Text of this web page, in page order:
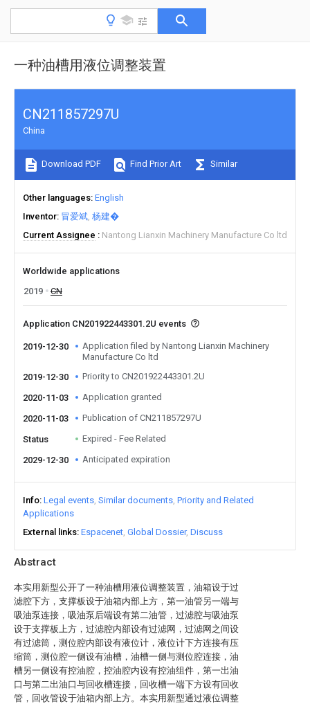
一种油槽用液位调整装置
Abstract
本实用新型公开了一种油槽用液位调整装置，油箱设于过
滤腔下方，支撑板设于油箱内部上方，第一油管另一端与
吸油泵连接，吸油泵后端设有第二油管，过滤腔与吸油泵
设于支撑板上方，过滤腔内部设有过滤网，过滤网之间设
有过滤筒，测位腔内部设有液位计，液位计下方连接有压
缩筒，测位腔一侧设有油槽，油槽一侧与测位腔连接，油
槽另一侧设有控油腔，控油腔内设有控油组件，第一出油
口与第二出油口与回收槽连接，回收槽一端下方设有回收
管，回收管设于油箱内部上方。本实用新型通过液位调整
CN211857297U
China
Download PDF Find Prior Art Similar
Other languages English
Inventor 冒爱斌 杨建�
Current Assignee
Nantong Lianxin Machinery Manufacture Co ltd
Worldwide applications
2019
CN
Application CN201922443301.2U events
2019-12-30
Application filed by Nantong Lianxin Machinery
Manufacture Co ltd
2019-12-30
Priority to CN201922443301.2U
2020-11-03 Application granted
2020-11-03 Publication of CN211857297U
Status Expired - Fee Related
2029-12-30 Anticipated expiration
Info Legal events Similar documents Priority and Related
Applications
External links Espacenet Global Dossier Discuss